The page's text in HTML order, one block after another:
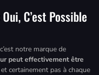
C’est Possible
notre marque de
peut effectivement être
certainement pas à chaque